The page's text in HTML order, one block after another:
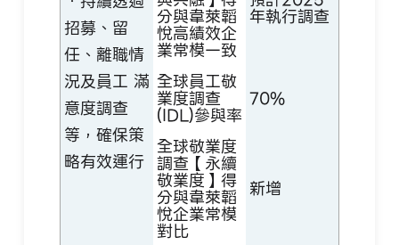
招募、留
任、離職情
況及員工 滿
意度調查
等，確保策
略有效運行
分與韋萊韜
悅高績效企
業常模一致
年執行調查
全球員工敬
業度調查
(IDL)參與率
70%
全球敬業度
調查【永續
敬業度】得
分與韋萊韜
悅企業常模
對比
新增